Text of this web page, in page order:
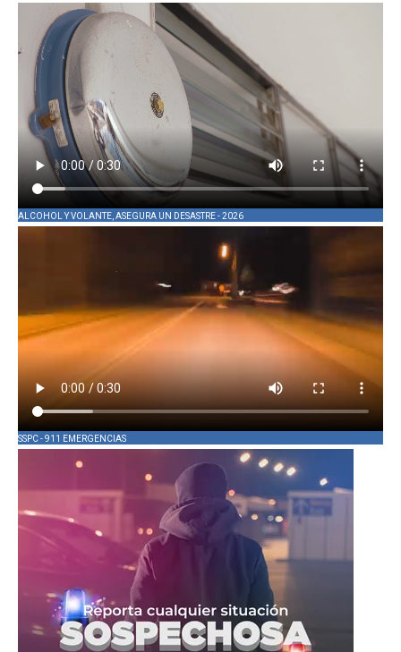
ALCOHOL Y VOLANTE, ASEGURA UN DESASTRE - 2026
SSPC - 911 EMERGENCIAS